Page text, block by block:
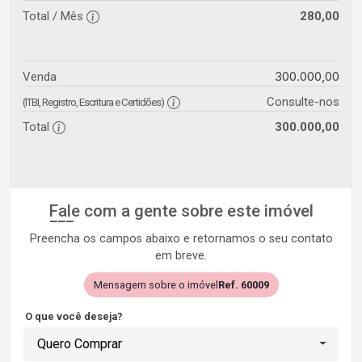
Total / Mês 280,00
Venda 300.000,00
(ITBI, Registro, Escritura e Certidões)
Consulte-nos
Total
300.000,00
Fale com a gente sobre este imóvel
Preencha os campos abaixo e retornamos o seu contato
em breve.
Mensagem sobre o imóvelRef. 60009
O que você deseja?
Quero Comprar